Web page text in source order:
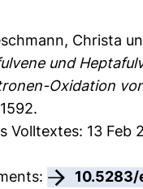
Christa
und
Oxidation
13 Feb